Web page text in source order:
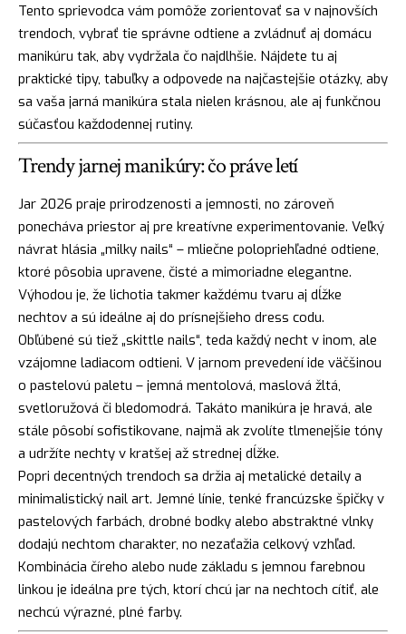
Tento sprievodca vám pomôže zorientovať sa v najnovších
trendoch, vybrať tie správne odtiene a zvládnuť aj domácu
manikúru tak, aby vydržala čo najdlhšie. Nájdete tu aj
praktické tipy, tabuľky a odpovede na najčastejšie otázky, aby
sa vaša jarná manikúra stala nielen krásnou, ale aj funkčnou
súčasťou každodennej rutiny.
Trendy jarnej manikúry: čo práve letí
Jar 2026 praje prirodzenosti a jemnosti, no zároveň
ponecháva priestor aj pre kreatívne experimentovanie. Veľký
návrat hlásia „milky nails“ – mliečne polopriehľadné odtiene,
ktoré pôsobia upravene, čisté a mimoriadne elegantne.
Výhodou je, že lichotia takmer každému tvaru aj dĺžke
nechtov a sú ideálne aj do prísnejšieho dress codu.
Obľúbené sú tiež „skittle nails“, teda každý necht v inom, ale
vzájomne ladiacom odtieni. V jarnom prevedení ide väčšinou
o pastelovú paletu – jemná mentolová, maslová žltá,
svetloružová či bledomodrá. Takáto manikúra je hravá, ale
stále pôsobí sofistikovane, najmä ak zvolíte tlmenejšie tóny
a udržíte nechty v kratšej až strednej dĺžke.
Popri decentných trendoch sa držia aj metalické detaily a
minimalistický nail art. Jemné línie, tenké francúzske špičky v
pastelových farbách, drobné bodky alebo abstraktné vlnky
dodajú nechtom charakter, no nezaťažia celkový vzhľad.
Kombinácia číreho alebo nude základu s jemnou farebnou
linkou je ideálna pre tých, ktorí chcú jar na nechtoch cítiť, ale
nechcú výrazné, plné farby.